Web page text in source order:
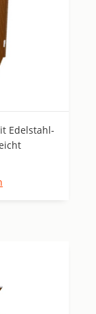
Edelstahl-